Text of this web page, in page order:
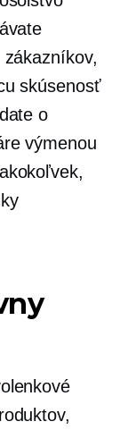
skúsenosť
o
výmenou